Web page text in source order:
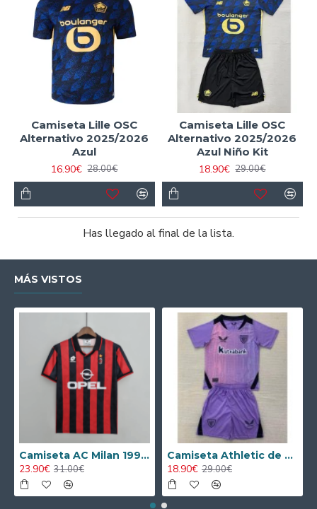
Camiseta Lille OSC
Alternativo 2025/2026
Azul
16.90€ 28.00€
Camiseta Lille OSC
Alternativo 2025/2026
Azul Niño Kit
18.90€ 29.00€
Has llegado al final de la lista.
MÁS VISTOS
Camiseta AC Milan 1995/1996 Local Retro
23.90€ 31.00€
Camiseta Athletic de Bilbao 2024/2025 Alternativo Niño Kit
18.90€ 29.00€